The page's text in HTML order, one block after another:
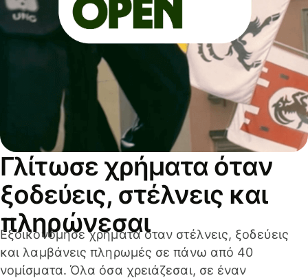
Γλίτωσε χρήματα όταν
ξοδεύεις, στέλνεις και
πληρώνεσαι
Εξοικονόμησε χρήματα όταν στέλνεις, ξοδεύεις
και λαμβάνεις πληρωμές σε πάνω από 40
νομίσματα. Όλα όσα χρειάζεσαι, σε έναν